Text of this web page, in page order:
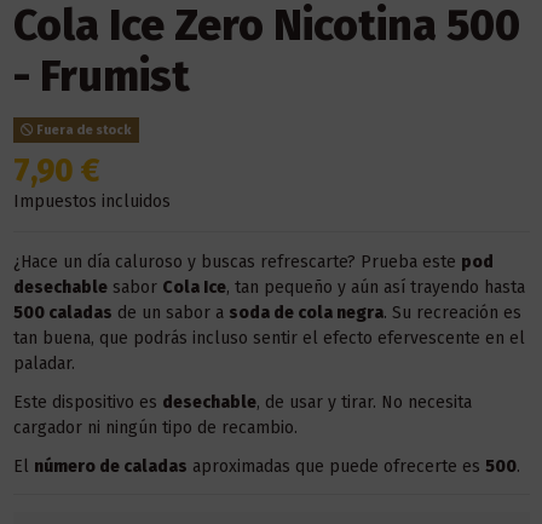
Cola Ice Zero Nicotina 500
- Frumist
Fuera de stock
7,90 €
Impuestos incluidos
¿Hace un día caluroso y buscas refrescarte? Prueba este pod
desechablesabor Cola Ice, tan pequeño y aún así trayendo hasta
500 caladas de un sabor a soda de cola negra. Su recreación es
tan buena, que podrás incluso sentir el efecto efervescente en el
paladar.
Este dispositivo es desechable, de usar y tirar. No necesita
cargador ni ningún tipo de recambio.
El número de caladas aproximadas que puede ofrecerte es 500.